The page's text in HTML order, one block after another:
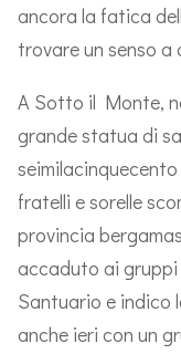
ancora la fatica
trovare un senso a
A Sotto il Monte,
grande statua di
fratelli e sorelle
provincia
accaduto ai gruppi
Santuario e indico
anche ieri con un